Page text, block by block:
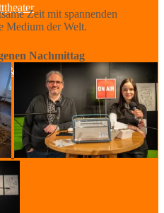
& Film
Zeit mit spannenden
Medium der Welt.
Nachmittag